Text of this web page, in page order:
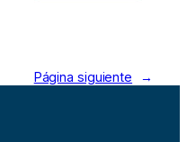
Página siguiente →